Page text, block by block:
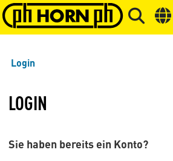
Springe zu Hauptinhalt Springe
Login
LOGIN
Sie haben bereits ein Konto?